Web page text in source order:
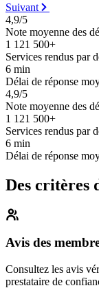
Suivant
4,9/5
Note moyenne des
1 121 500+
Services rendus par
6 min
Délai de réponse
4,9/5
Note moyenne des
1 121 500+
Services rendus par
6 min
Délai de réponse
Des critères
Avis des
Consultez les avis
prestataire de